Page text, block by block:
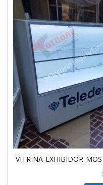
VITRINA-EXHIBIDOR-